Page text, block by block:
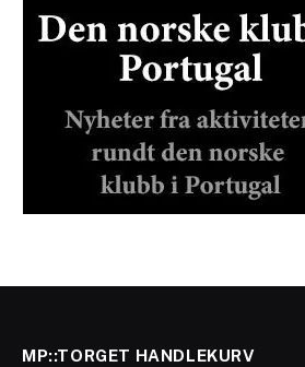
MP::TORGET HANDLEKURV